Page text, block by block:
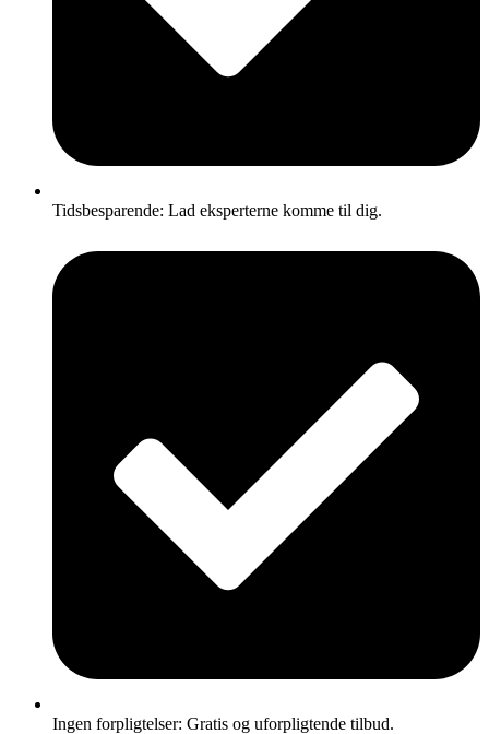
Tidsbesparende: Lad eksperterne komme til dig.
Ingen forpligtelser: Gratis og uforpligtende tilbud.